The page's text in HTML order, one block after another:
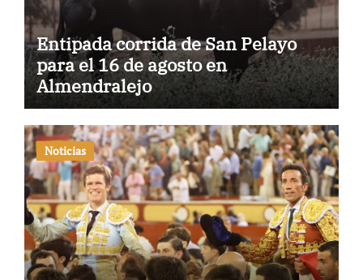
Entipada corrida de San Pelayo
para el 16 de agosto en
Almendralejo
Noticias